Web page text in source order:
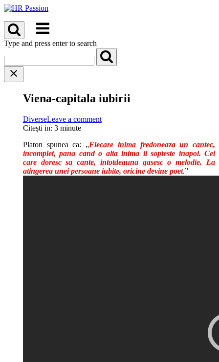
Skip
content
Menu
Type and press enter to search
Viena-capitala iubirii
DiverseLeave a comment
Citești in: 3 minute
Platon spunea ca: „Fiecare inima fredoneaza un cantec,
incomplet, pana cand o alta inima ii sopteste inapoi. Cei
care doresc sa cante, intotdeauna gasesc o melodie. La
atingerea unei persoane iubite, oricine devine poet.”